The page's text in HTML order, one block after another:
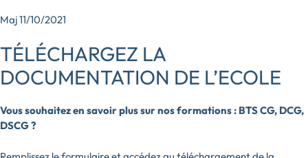
Maj 11/10/2021
TÉLÉCHARGEZ LA
DOCUMENTATION DE L’ECOLE
Vous souhaitez en savoir plus sur nos formations : BTS CG, DCG,
DSCG ?